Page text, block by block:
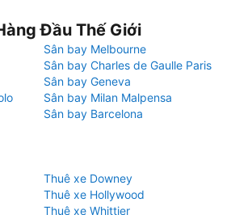
Đầu Thế Giới
Sân bay Melbourne
Sân bay Charles de Gaulle Paris
Sân bay Geneva
Sân bay Milan Malpensa
Sân bay Barcelona
Thuê xe Downey
Thuê xe Hollywood
Thuê xe Whittier